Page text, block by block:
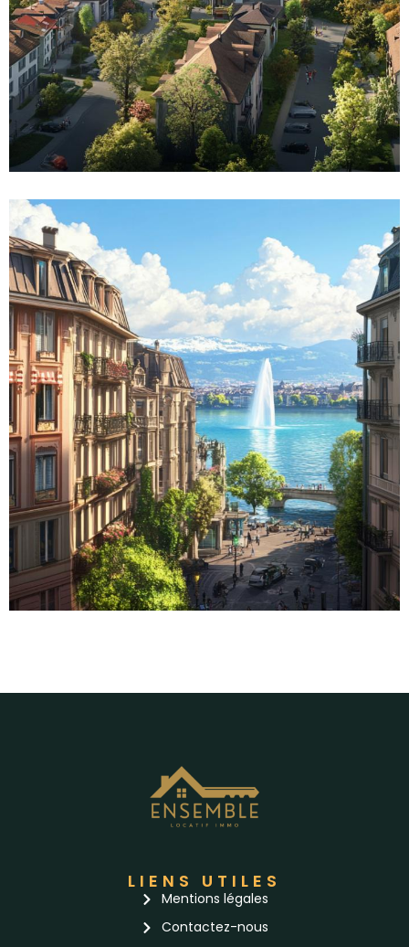
Lire la suite
Comment trouver un appartement pas
cher en Suisse romande – a Geneve ?
Les tendances du marche locatif
genevois en 2023
État actuel du marché immobilier genevois
Analyse des prix et des loyers à Genève Le
marché immobilier genevois se caractérise...
Lire la suite
vous aident a trouver un appartement
romande Le marché immobilier en Suisse
romande, particulièrement à Genève, est
LIENS UTILES
Mentions légales
Contactez-nous